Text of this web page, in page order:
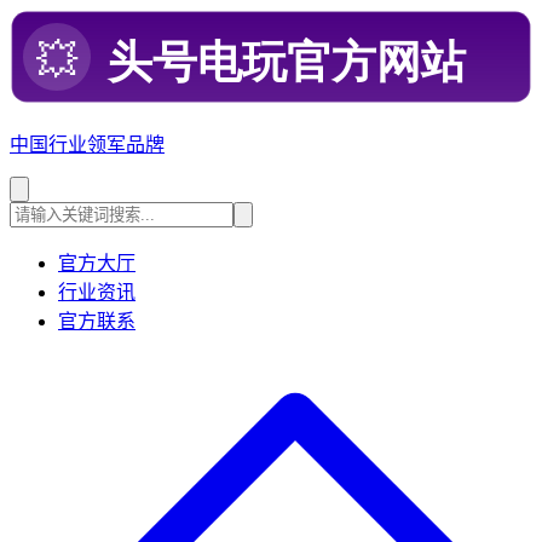
中国行业领军品牌
官方大厅
行业资讯
官方联系